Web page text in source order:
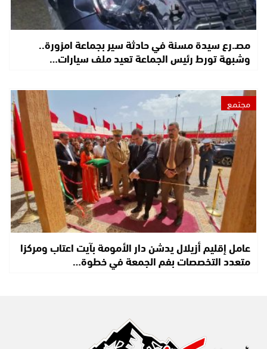
مصـ.رع سيدة مسنة في حادثة سير بجماعة امزورة..
وشبهة تورط رئيس الجماعة تعيد ملف سيارات…
مجتمع
عامل إقليم أزيلال يدشن دار الأمومة بآيت اعتاب ومركزا
متعدد التخصصات بفم الجمعة في خطوة…